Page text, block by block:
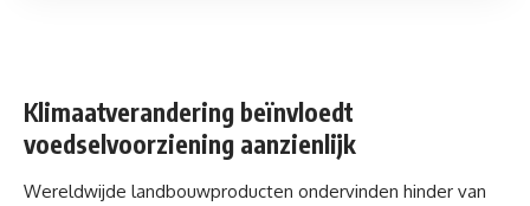
Klimaatverandering beïnvloedt
voedselvoorziening aanzienlijk
Wereldwijde landbouwproducten ondervinden hinder van